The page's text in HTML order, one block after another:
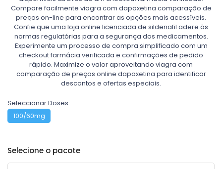
Compare facilmente viagra com dapoxetina comparação de
preços on-line para encontrar as opções mais acessíveis.
Confie que uma loja online licenciada de sildenafil adere às
normas regulatórias para a segurança dos medicamentos.
Experimente um processo de compra simplificado com um
checkout farmácia verificada e confirmações de pedido
rápido. Maximize o valor aproveitando viagra com
comparação de preços online dapoxetina para identificar
descontos e ofertas especiais.
Seleccionar Doses:
100/60mg
Selecione o pacote